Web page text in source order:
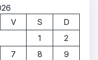
V S
D
1
2
7 8
9